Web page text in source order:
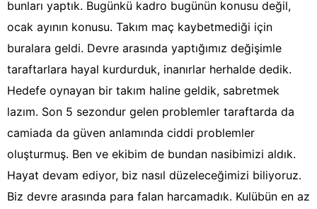
bunları yaptık. Bugünkü kadro bugünün konusu değil,
ocak ayının konusu. Takım maç kaybetmediği için
buralara geldi. Devre arasında yaptığımız değişimle
taraftarlara hayal kurdurduk, inanırlar herhalde dedik.
Hedefe oynayan bir takım haline geldik, sabretmek
lazım. Son 5 sezondur gelen problemler taraftarda da
camiada da güven anlamında ciddi problemler
oluşturmuş. Ben ve ekibim de bundan nasibimizi aldık.
Hayat devam ediyor, biz nasıl düzeleceğimizi biliyoruz.
Biz devre arasında para falan harcamadık. Kulübün en az